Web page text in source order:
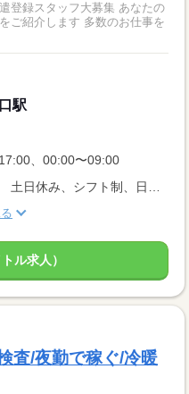
登録スタッフ大募集 あなたの
ご紹介します 多数のお仕事を
駅
、00:00〜09:00
※お仕事によって異なります。 土日休み、シフト制、日勤、夜勤のみ、週3日〜など、 ご希望をご相談ください！
ル求人）
査/夜勤で稼ぐ/冷暖